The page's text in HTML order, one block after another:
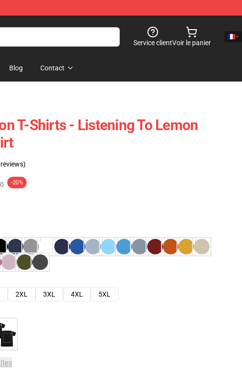
Service clientVoir le panier
Blog Contact
T-Shirts - Listening To Lemon
-20%
2XL 3XL 4XL
5XL